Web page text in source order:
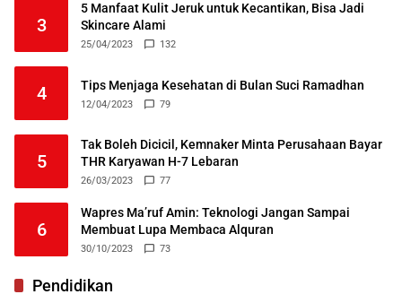
3
5 Manfaat Kulit Jeruk untuk Kecantikan, Bisa Jadi
Skincare Alami
25/04/2023 132
4 Tips Menjaga Kesehatan di Bulan Suci Ramadhan
12/04/2023 79
5
Tak Boleh Dicicil, Kemnaker Minta Perusahaan Bayar
THR Karyawan H-7 Lebaran
26/03/2023 77
6
Wapres Ma’ruf Amin: Teknologi Jangan Sampai
Membuat Lupa Membaca Alquran
30/10/2023 73
Pendidikan